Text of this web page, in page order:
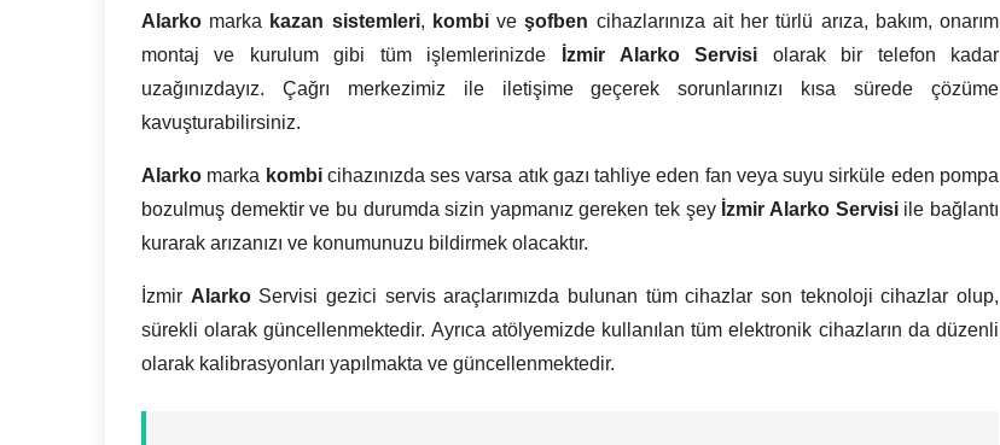
Alarko marka kazan sistemleri, kombiveşofben cihazlarınıza ait her türlü arıza, bakım, onarım
montaj ve kurulum gibi tüm işlemlerinizde
İzmir Alarko Servisi olarak bir telefon kadar
uzağınızdayız. Çağrı merkezimiz ile iletişime geçerek sorunlarınızı kısa sürede çözüme
kavuşturabilirsiniz.
Alarko marka kombi cihazınızda ses varsa atık gazı tahliye eden fan veya suyu sirküle eden pompa
bozulmuş demektir ve bu durumda sizin yapmanız gereken tek şey İzmir Alarko Servisi ile bağlantı
kurarak arızanızı ve konumunuzu bildirmek olacaktır.
İzmir Alarko Servisi gezici servis araçlarımızda bulunan tüm cihazlar son teknoloji cihazlar olup,
sürekli olarak güncellenmektedir. Ayrıca atölyemizde kullanılan tüm elektronik cihazların da düzenli
olarak kalibrasyonları yapılmakta ve güncellenmektedir.